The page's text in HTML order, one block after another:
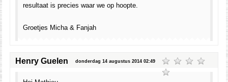
resultaat is precies waar we op hoopte.
Groetjes Micha & Fanjah
Henry Guelen donderdag 14 augustus 2014 02:49